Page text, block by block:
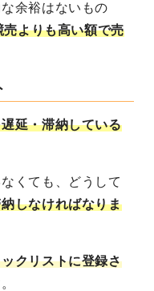
余裕はないもの
よりも高い額で売
延・滞納している
くても、どうして
しなければなりま
クリストに登録さ